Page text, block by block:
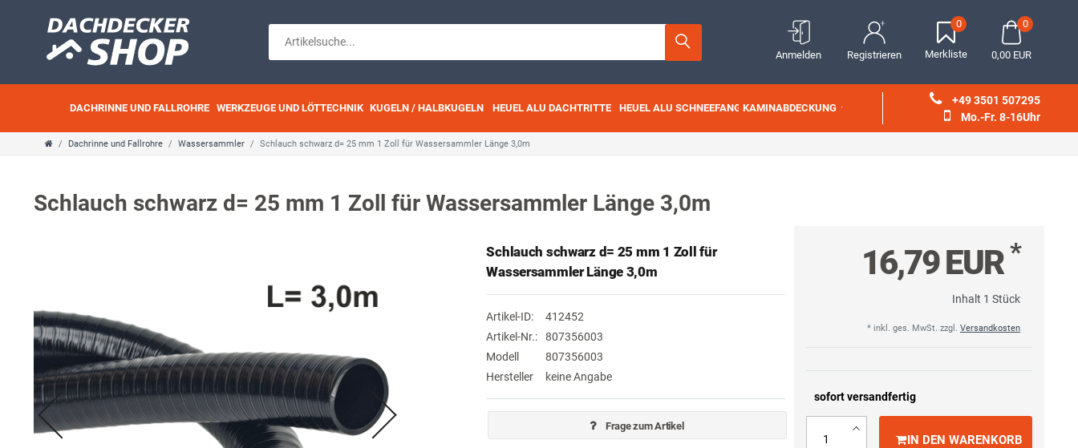
Anmelden Registrieren
0
Merkliste
0
0,00 EUR
DACHRINNE UND FALLROHRE WERKZEUGE UND LÖTTECHNIK KUGELN / HALBKUGELN HEUEL ALU DACHTRITTE HEUEL ALU SCHNEEFANG KAMINABDECKUNG
+49 3501 507295
Mo.-Fr. 8-16Uhr
Dachrinne und Fallrohre Wassersammler Schlauch schwarz d= 25 mm 1 Zoll für Wassersammler Länge 3,0m
Schlauch schwarz d= 25 mm 1 Zoll für Wassersammler Länge 3,0m
16,79 EUR*
Inhalt 1 Stück
* inkl. ges. MwSt. zzgl. Versandkosten
sofort versandfertig
IN DEN WARENKORB
Schlauch schwarz d= 25 mm 1 Zoll für
Wassersammler Länge 3,0m
Artikel-ID:
412452
Artikel-Nr.:
807356003
Modell
807356003
Hersteller
keine Angabe
Frage zum Artikel